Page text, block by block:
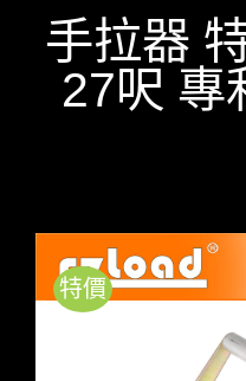
手拉器
27呎 專
特價